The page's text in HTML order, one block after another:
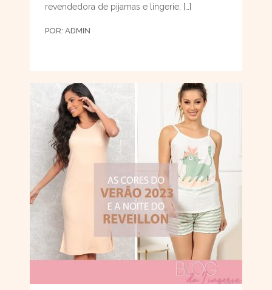
revendedora de pijamas e lingerie, […]
POR: ADMIN